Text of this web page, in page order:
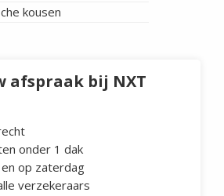
kousen
afspraak bij NXT
onder 1 dak
en op zaterdag
verzekeraars